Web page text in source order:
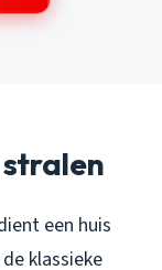
een huis
klassieke